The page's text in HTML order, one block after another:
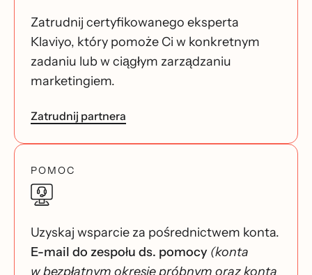
Zatrudnij certyfikowanego eksperta
Klaviyo, który pomoże Ci w konkretnym
zadaniu lub w ciągłym zarządzaniu
marketingiem.
Zatrudnij partnera
POMOC
Uzyskaj wsparcie za pośrednictwem konta.
E-mail do zespołu ds. pomocy (konta
w bezpłatnym okresie próbnym oraz konta